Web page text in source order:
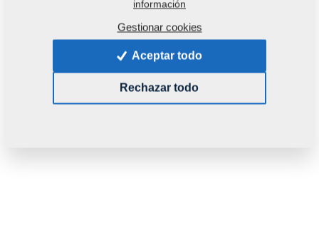
0,1600 Kg
información
Gestionar cookies
Aceptar todo
Rechazar todo